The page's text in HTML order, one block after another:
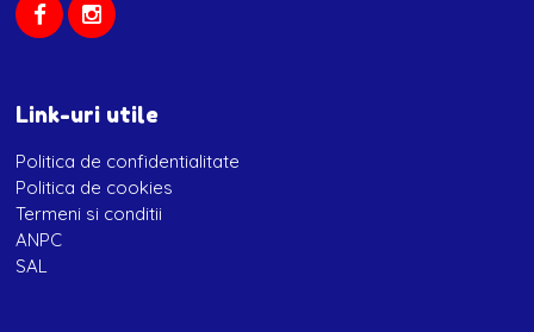
Link-uri utile
Politica de confidentialitate
Politica de cookies
Termeni si conditii
ANPC
SAL